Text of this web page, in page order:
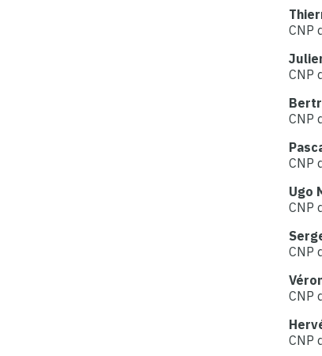
CNP
CNP
CNP
CNP
Ugo
CNP
CNP
CNP
CNP